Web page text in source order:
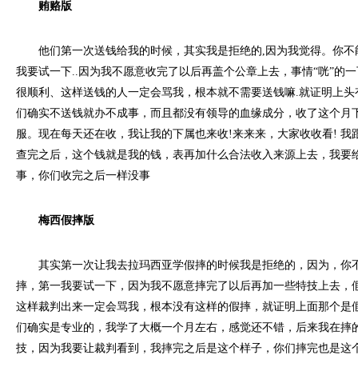
贿赂版
他们第一次送钱给我的时候，其实我是拒绝的,因为我觉得。你不
我要试一下..因为我不愿意收完了以后再盖个公章上去，事情“咣”的
很顺利、这样送钱的人一定会骂我，根本就不需要送钱嘛.就证明上
们确实不送钱就办不成事，而且都没有领导的血缘成分，收了这个月
服。现在每天还在收，我让我的下属也来收!来来来，大家收收看! 我
查完之后，这个钱就是我的钱，表再加什么合法收入来源上去，我要
事，你们收完之后一样没事
梅西假摔版
其实第一次让我去拉玛西亚学假摔的时候我是拒绝的，因为，你
摔，第一我要试一下，因为我不愿意摔完了以后再加一些特技上去，
这样裁判出来一定会骂我，根本没有这样的假摔，就证明上面那个是
们确实是专业的，我学了大概一个月左右，感觉还不错，后来我在摔
技，因为我要让裁判看到，我摔完之后是这个样子，你们摔完也是这